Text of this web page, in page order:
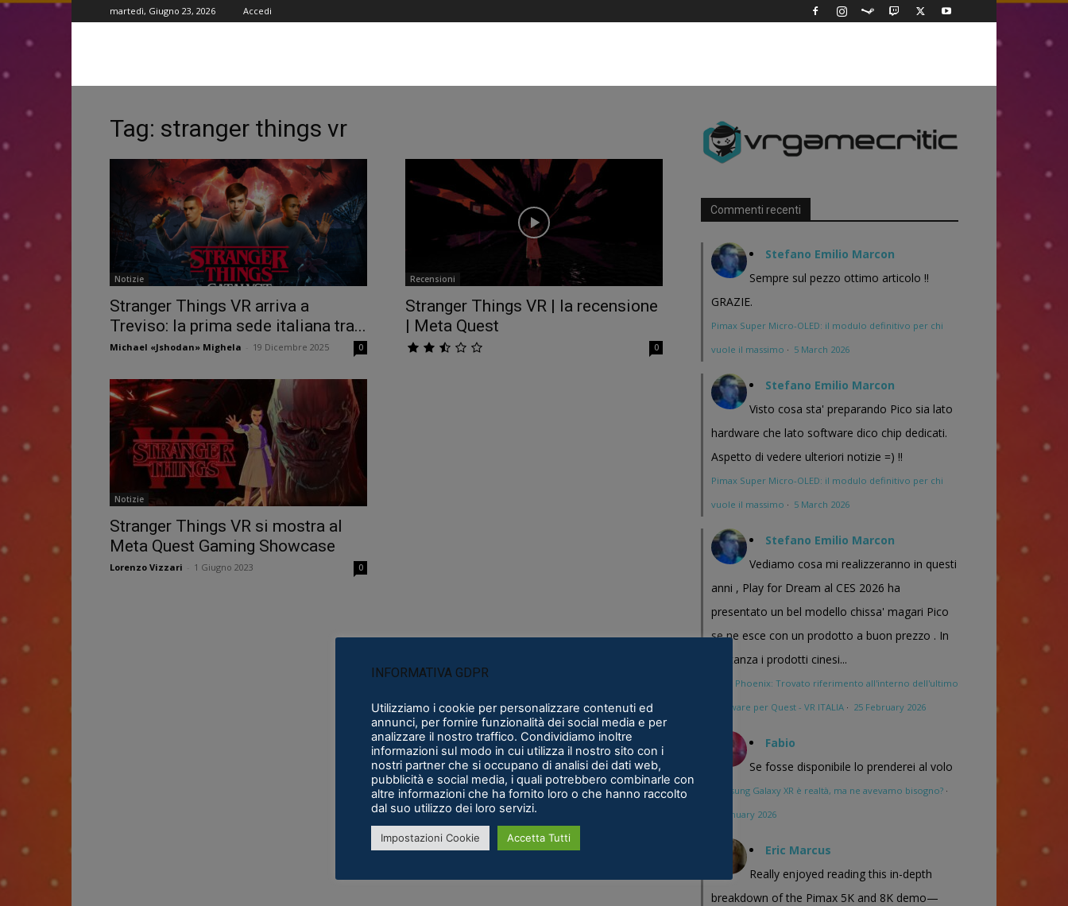
martedì, Giugno 23, 2026 Accedi
Tag: stranger things vr
Notizie
Stranger Things VR arriva a
Treviso: la prima sede italiana tra...
Michael «Jshodan» Mighela 19 Dicembre 2025 0
Recensioni
Stranger Things VR | la recensione
| Meta Quest
0
Notizie
Stranger Things VR si mostra al
Meta Quest Gaming Showcase
Lorenzo Vizzari 1 Giugno 2023 0
Commenti recenti
Stefano Emilio Marcon
Sempre sul pezzo ottimo articolo !!
GRAZIE.
Pimax Super Micro-OLED: il modulo definitivo per chi
vuole il massimo · 5 March 2026
Stefano Emilio Marcon
Visto cosa sta' preparando Pico sia lato
hardware che lato software dico chip dedicati.
Aspetto di vedere ulteriori notizie =) !!
Pimax Super Micro-OLED: il modulo definitivo per chi
vuole il massimo · 5 March 2026
Stefano Emilio Marcon
Vediamo cosa mi realizzeranno in questi
anni , Play for Dream al CES 2026 ha
presentato un bel modello chissa' magari Pico
se ne esce con un prodotto a buon prezzo . In
sostanza i prodotti cinesi...
Meta Phoenix: Trovato riferimento all'interno dell'ultimo
firmware per Quest - VR ITALIA · 25 February 2026
Fabio
Se fosse disponibile lo prenderei al volo
Samsung Galaxy XR è realtà, ma ne avevamo bisogno? ·
16 January 2026
Eric Marcus
Really enjoyed reading this in-depth
breakdown of the Pimax 5K and 8K demo—
INFORMATIVA GDPR
Utilizziamo i cookie per personalizzare contenuti ed
annunci, per fornire funzionalità dei social media e per
analizzare il nostro traffico. Condividiamo inoltre
informazioni sul modo in cui utilizza il nostro sito con i
nostri partner che si occupano di analisi dei dati web,
pubblicità e social media, i quali potrebbero combinarle con
altre informazioni che ha fornito loro o che hanno raccolto
dal suo utilizzo dei loro servizi.
Impostazioni Cookie Accetta Tutti